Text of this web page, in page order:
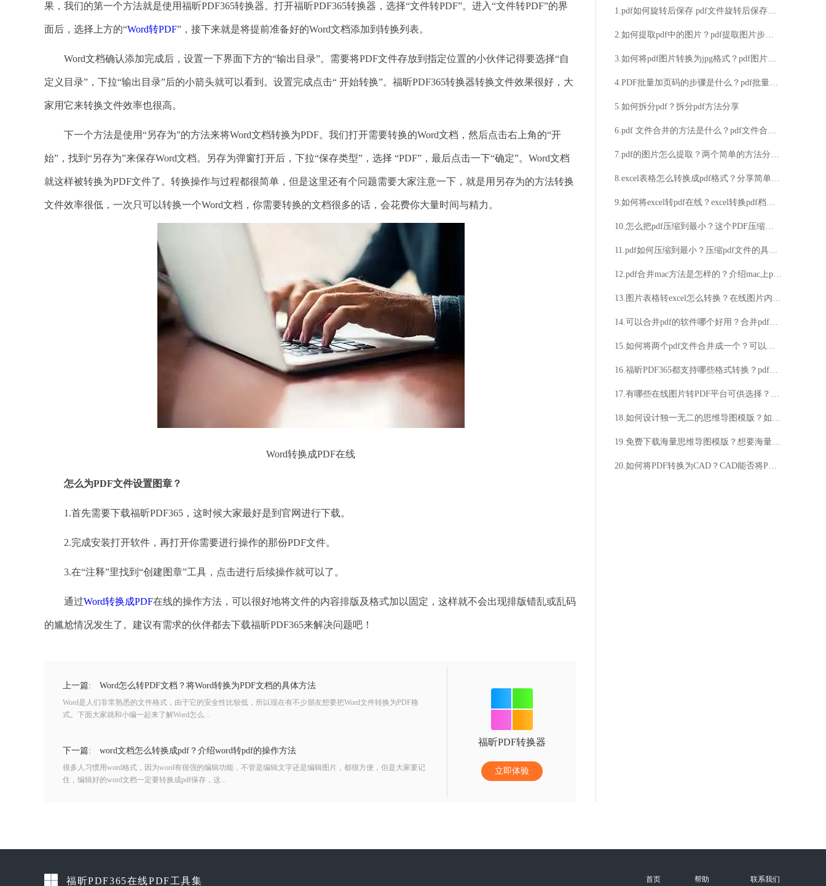
果，我们的第一个方法就是使用福昕PDF365转换器。打开福昕PDF365转换器，选择“文件转PDF”。进入“文件转PDF”的界
面后，选择上方的“Word转PDF”，接下来就是将提前准备好的Word文档添加到转换列表。
Word文档确认添加完成后，设置一下界面下方的“输出目录”。需要将PDF文件存放到指定位置的小伙伴记得要选择“自
定义目录”，下拉“输出目录”后的小箭头就可以看到。设置完成点击“ 开始转换”。福昕PDF365转换器转换文件效果很好，大
家用它来转换文件效率也很高。
下一个方法是使用“另存为”的方法来将Word文档转换为PDF。我们打开需要转换的Word文档，然后点击右上角的“开
始”，找到“另存为”来保存Word文档。另存为弹窗打开后，下拉“保存类型”，选择 “PDF”，最后点击一下“确定”。Word文档
就这样被转换为PDF文件了。转换操作与过程都很简单，但是这里还有个问题需要大家注意一下，就是用另存为的方法转换
文件效率很低，一次只可以转换一个Word文档，你需要转换的文档很多的话，会花费你大量时间与精力。
Word转换成PDF在线
怎么为PDF文件设置图章？
1.首先需要下载福昕PDF365，这时候大家最好是到官网进行下载。
2.完成安装打开软件，再打开你需要进行操作的那份PDF文件。
3.在“注释”里找到“创建图章”工具，点击进行后续操作就可以了。
通过Word转换成PDF在线的操作方法，可以很好地将文件的内容排版及格式加以固定，这样就不会出现排版错乱或乱码
的尴尬情况发生了。建议有需求的伙伴都去下载福昕PDF365来解决问题吧！
上一篇: Word怎么转PDF文档？将Word转换为PDF文档的具体方法
Word是人们非常熟悉的文件格式，由于它的安全性比较低，所以现在有不少朋友想要把Word文件转换为PDF格
式。下面大家就和小编一起来了解Word怎么...
下一篇: word文档怎么转换成pdf？介绍word转pdf的操作方法
很多人习惯用word格式，因为word有很强的编辑功能，不管是编辑文字还是编辑图片，都很方便，但是大家要记
住，编辑好的word文档一定要转换成pdf保存，这...
福昕PDF转换器
立即体验
1.pdf如何旋转后保存 pdf文件旋转后保存的方法
2.如何提取pdf中的图片？pdf提取图片步骤分享
3.如何将pdf图片转换为jpg格式？pdf图片转jpg格式的方法
4.PDF批量加页码的步骤是什么？pdf批量加页码的步骤分享
5.如何拆分pdf？拆分pdf方法分享
6.pdf 文件合并的方法是什么？pdf文件合并的详细步骤
7.pdf的图片怎么提取？两个简单的方法分享给你
8.excel表格怎么转换成pdf格式？分享简单的转换方法
9.如何将excel转pdf在线？excel转换pdf档技巧图文分享
10.怎么把pdf压缩到最小？这个PDF压缩方法很简单
11.pdf如何压缩到最小？压缩pdf文件的具体方法
12.pdf合并mac方法是怎样的？介绍mac上pdf合并的方法
13.图片表格转excel怎么转换？在线图片内容转Excel功能特点介绍
14.可以合并pdf的软件哪个好用？合并pdf方法分享
15.如何将两个pdf文件合并成一个？可以按照这个方法做
16.福昕PDF365都支持哪些格式转换？pdf怎么转成图片格式方法分享
17.有哪些在线图片转PDF平台可供选择？如何使用在线图片转PDF平台？
18.如何设计独一无二的思维导图模版？如何快速掌握海量思维导图的制作技巧？
19.免费下载海量思维导图模版？想要海量思维导图模版？
20.如何将PDF转换为CAD？CAD能否将PDF转换为CAD？
福昕PDF365在线PDF工具集 首页 帮助 联系我们